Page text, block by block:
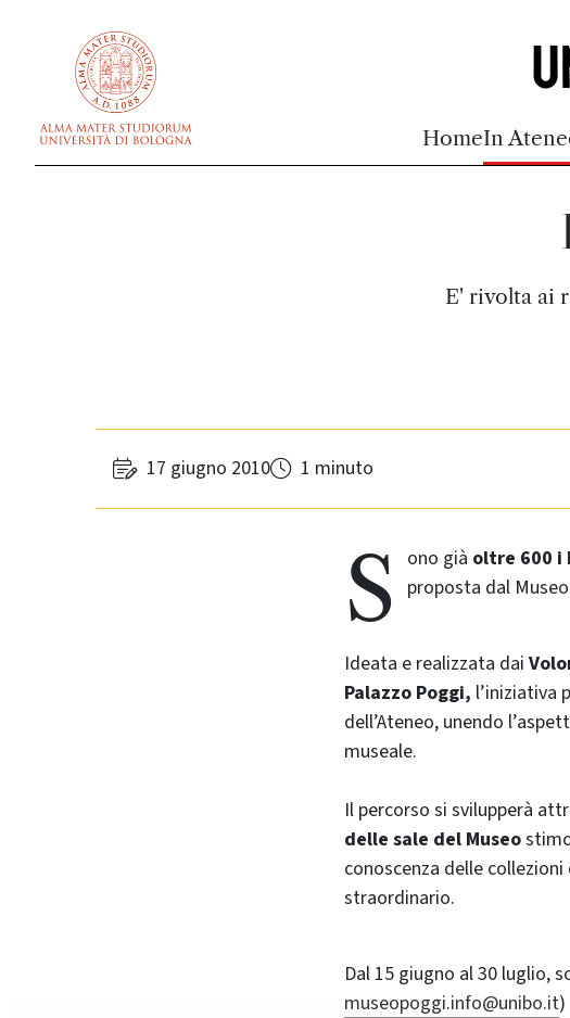
HomeIn
E' rivolta ai
17 giugno 2010 1 minuto
S ono già oltre 600
proposta dal
Ideata e realizzata dai
Palazzo Poggi, l’iniziativa
dell’Ateneo, unendo
museale.
Il percorso si svilupperà
delle sale del Museo
conoscenza delle
straordinario.
Dal 15 giugno al 30 luglio,
museopoggi.info@unibo.it)